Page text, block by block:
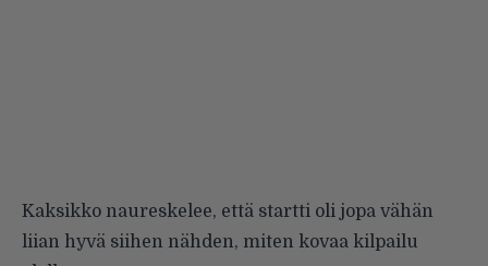
Kaksikko naureskelee, että startti oli jopa vähän
liian hyvä siihen nähden, miten kovaa kilpailu